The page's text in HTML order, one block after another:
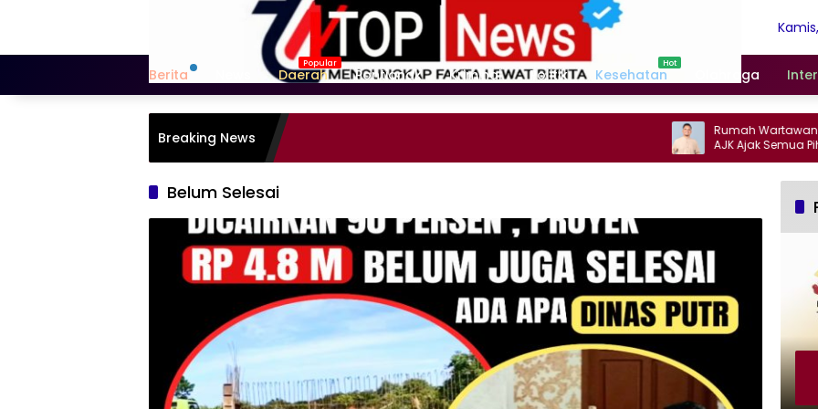
Berita Daerah Pontianak Kriminal Politik Kesehatan Olahraga
Breaking News
Rumah Wartawan
AJK Ajak Semua Pihak
Jurnalis
Belum Selesai